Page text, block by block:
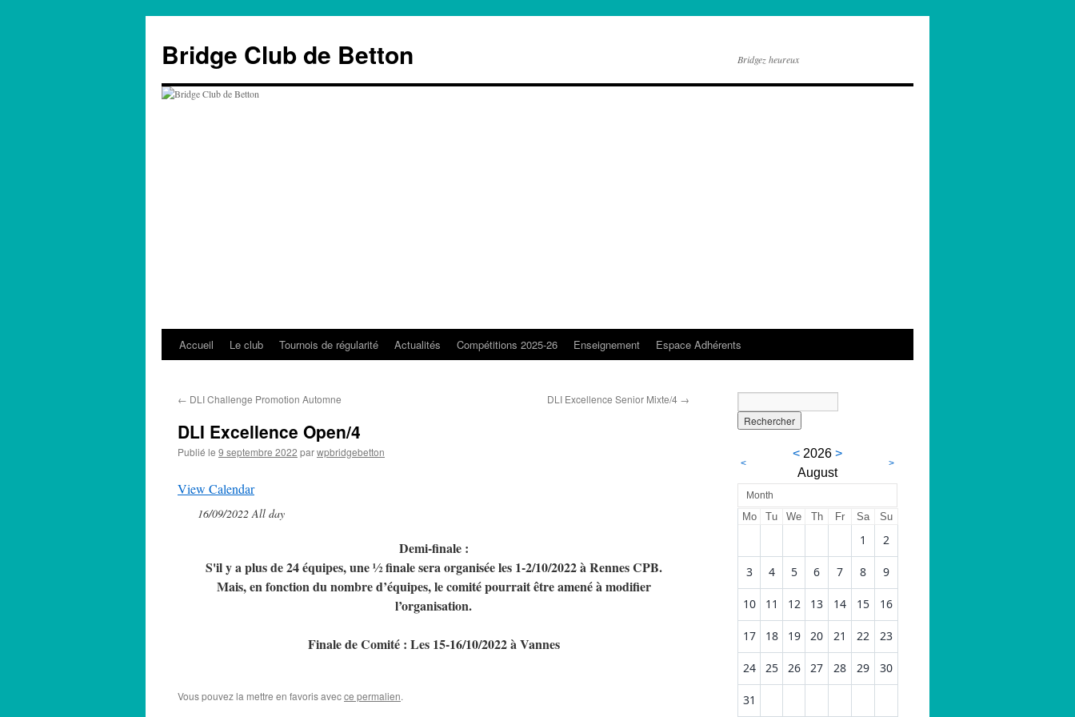
contenu
Bridge Club de Betton Bridgez heureux
Accueil Le club Tournois de régularité Actualités Compétitions 2025-26 Enseignement Espace Adhérents
← DLI Challenge Promotion Automne DLI Excellence Senior Mixte/4 →
DLI Excellence Open/4
Publié le 9 septembre 2022 parwpbridgebetton
View Calendar
16/09/2022 All day
Demi-finale :
S'il y a plus de 24 équipes, une ½ finale sera organisée les 1-2/10/2022 à Rennes CPB.
Mais, en fonction du nombre d’équipes, le comité pourrait être amené à modifier
l’organisation.
Finale de Comité : Les 15-16/10/2022 à Vannes
Vous pouvez la mettre en favoris avecce permalien.
<
< 2026 >
August
>
Month
Mo Tu We Th Fr Sa Su
1 2
3 4 5 6 7 8 9
10 11 12 13 14 15 16
17 18 19 20 21 22 23
24 25 26 27 28 29 30
31